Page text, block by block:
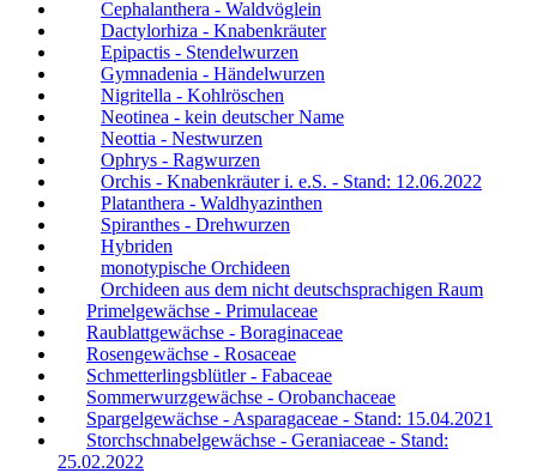
Cephalanthera - Waldvöglein
Dactylorhiza - Knabenkräuter
Epipactis - Stendelwurzen
Gymnadenia - Händelwurzen
Nigritella - Kohlröschen
Neotinea - kein deutscher Name
Neottia - Nestwurzen
Ophrys - Ragwurzen
Orchis - Knabenkräuter i. e.S. - Stand: 12.06.2022
Platanthera - Waldhyazinthen
Spiranthes - Drehwurzen
Hybriden
monotypische Orchideen
Orchideen aus dem nicht deutschsprachigen Raum
Primelgewächse - Primulaceae
Raublattgewächse - Boraginaceae
Rosengewächse - Rosaceae
Schmetterlingsblütler - Fabaceae
Sommerwurzgewächse - Orobanchaceae
Spargelgewächse - Asparagaceae - Stand: 15.04.2021
Storchschnabelgewächse - Geraniaceae - Stand:
25.02.2022